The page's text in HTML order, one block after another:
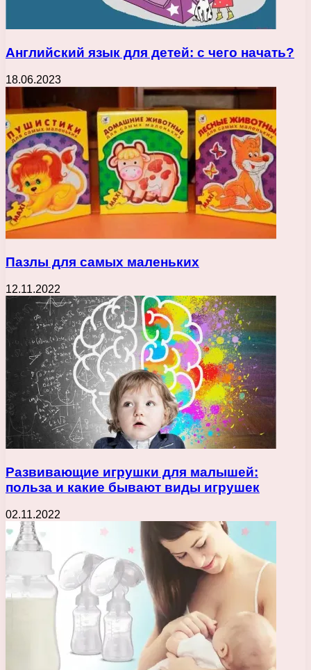
Английский язык для детей: с чего начать?
18.06.2023
Пазлы для самых маленьких
12.11.2022
Развивающие игрушки для малышей:
польза и какие бывают виды игрушек
02.11.2022